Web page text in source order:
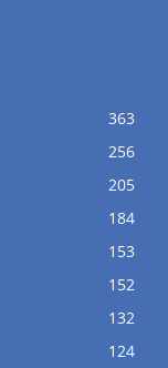
363
256
205
184
153
152
132
124